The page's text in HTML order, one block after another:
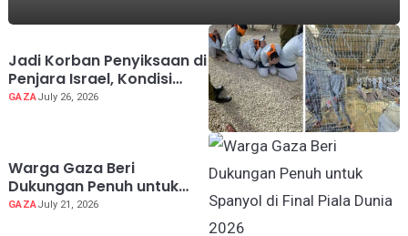
Jadi Korban Penyiksaan di
Penjara Israel, Kondisi
Dokter Palestina Terus
GAZAJuly 26, 2026
Warga Gaza Beri
Dukungan Penuh untuk
Spanyol di Final Piala
GAZAJuly 21, 2026